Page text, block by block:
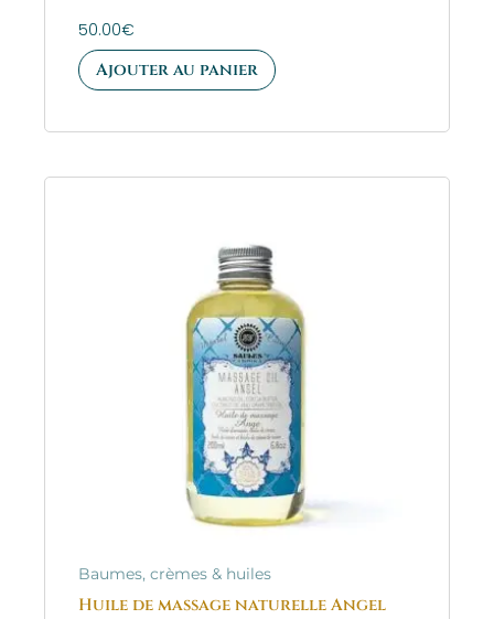
50.00€
Ajouter au panier
Baumes, crèmes & huiles
Huile de massage naturelle Angel